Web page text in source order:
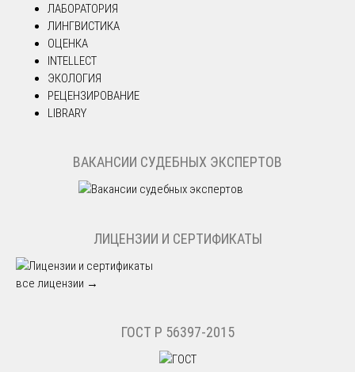
ЛАБОРАТОРИЯ
ЛИНГВИСТИКА
ОЦЕНКА
INTELLECT
ЭКОЛОГИЯ
РЕЦЕНЗИРОВАНИЕ
LIBRARY
ВАКАНСИИ СУДЕБНЫХ ЭКСПЕРТОВ
ЛИЦЕНЗИИ И СЕРТИФИКАТЫ
все лицензии →
ГОСТ Р 56397-2015